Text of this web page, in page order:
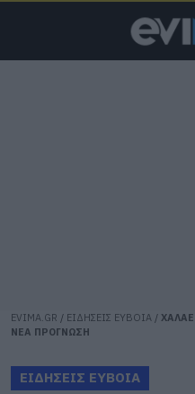
EVIMA.GR / ΕΙΔΗΣΕΙΣ ΕΥΒΟΙΑ /
ΝΕΑ ΠΡΟΓΝΩΣΗ
ΕΙΔΗΣΕΙΣ ΕΥΒΟΙΑ